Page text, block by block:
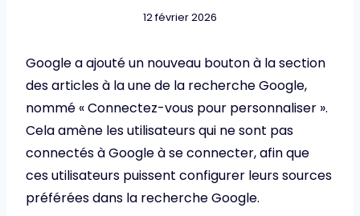
12 février 2026
Google a ajouté un nouveau bouton à la section
des articles à la une de la recherche Google,
nommé « Connectez-vous pour personnaliser ».
Cela amène les utilisateurs qui ne sont pas
connectés à Google à se connecter, afin que
ces utilisateurs puissent configurer leurs sources
préférées dans la recherche Google.